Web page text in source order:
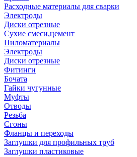
Расходные материалы для сварки
Электроды
Диски отрезные
Сухие смеси,цемент
Пиломатериалы
Электроды
Диски отрезные
Фитинги
Бочата
Гайки чугунные
Муфты
Отводы
Резьба
Сгоны
Фланцы и переходы
Заглушки для профильных труб
Заглушки пластиковые